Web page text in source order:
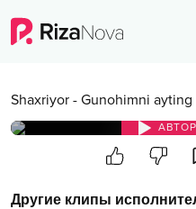
Shaxriyor - Gunohimni ayting
Другие клипы